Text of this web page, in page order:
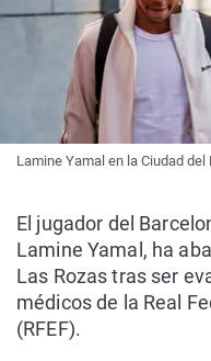
Lamine Yamal en la Ciudad del
El jugador del
Lamine Yamal, ha
Las Rozas tras ser
médicos de la Real
(RFEF).